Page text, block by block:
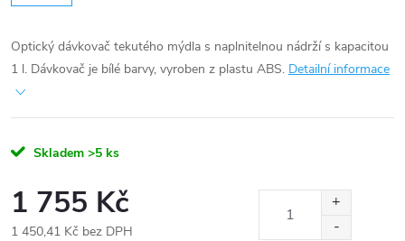
Optický dávkovač tekutého mýdla s naplnitelnou nádrží s kapacitou
1 l. Dávkovač je bílé barvy, vyroben z plastu ABS. Detailní informace
Skladem >5 ks
1 755 Kč
1 450,41 Kč bez DPH